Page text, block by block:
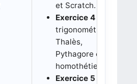
et Scratch.
Exercice 4 :
trigonométrie,
Thalès,
Pythagore et
homothétie.
Exercice 5 :